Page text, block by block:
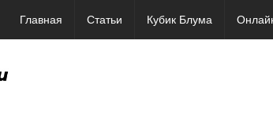
Главная Статьи Кубик Блума